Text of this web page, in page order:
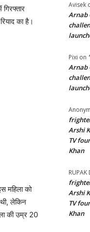
का है।
महिला को
लेकिन
की उम्र 20
Avisek
Arnab
Pixi on
Arnab
Arshi
TV
Khan
RUPAK
Arshi
TV
Khan